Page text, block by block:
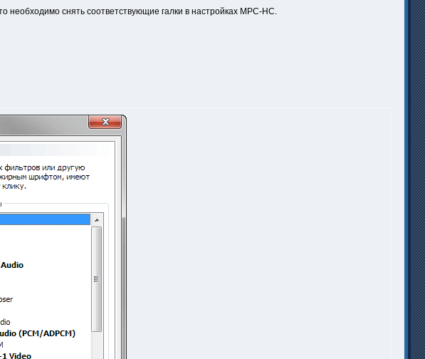
снять соответствующие галки в настройках MPC-HC.